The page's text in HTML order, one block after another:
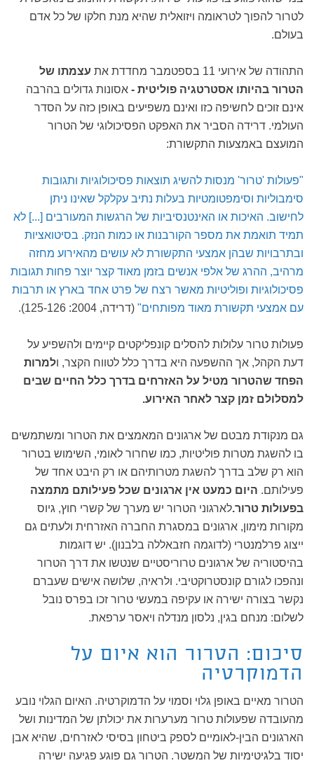
לטרור להפוך לטראומה ויזואלית שהיא מנת חלקו של כל אדם
בעולם.
התהודה של אירועי 11 בספטמבר מחדדת את
עצמתו של
הטרור בהיותו אסטרטגיה פוליטית - אסונות גדולים בהרבה
אינם זוכים לחשיפה כזו ואינם משפיעים באופן כזה על הסדר
העולמי. דרידה הסביר את האפקט הפסיכולוגי של הטרור
המועצם באמצעות התקשורת:
"פעולות 'טרור' מנסות להשיג תוצאות פסיכולוגיות ותגובות
סימבוליות וסימפטומטיות בעלות נתיב עקלקל שאינו ניתן
לחישוב. האיכות או האינטנסיביות של הרגשות המעורבים [...] לא
תמיד תואמת את מספר הקורבנות או כמות הנזק. בסיטואציות
ובתרבויות שבהן אמצעי התקשורת לא עושים מהאירוע מחזה
מרהיב, ההרג של אלפי אנשים בזמן מאוד קצר יוצר פחות תגובות
פסיכולוגיות ופוליטיות מאשר רצח של פרט אחד בארץ או תרבות
עם אמצעי תקשורת מאוד מפותחים" (דרידה, 2004: 125-126).
פעולות טרור עלולות להסלים קונפליקטים קיימים ולהשפיע על
דעת הקהל, אך ההשפעה היא בדרך כלל לטווח הקצר, ולמרות
הפחד שהטרור מטיל על האזרחים בדרך כלל החיים שבים
למסלולם זמן קצר לאחר האירוע.
גם מנקודת מבטם של ארגונים המאמצים את הטרור ומשתמשים
בו להשגת מטרות פוליטיות, כמו שחרור לאומי, השימוש בטרור
הוא רק שלב בדרך להשגת מטרותיהם או רק היבט אחד של
פעילותם. היום כמעט אין ארגונים שכל פעילותם מתמצה
בפעולות טרור.לארגוני הטרור יש מערך של קשרי חוץ, גיוס
מקורות מימון, ארגונים במסגרת החברה האזרחית ולעתים גם
ייצוג פרלמנטרי (לדוגמה חזבאללה בלבנון). יש דוגמות
בהיסטוריה של ארגונים טרוריסטיים שנטשו את דרך הטרור
ונהפכו לגורם קונסטרוקטיבי. ולראיה, שלושה אישים שעברם
נקשר בצורה ישירה או עקיפה במעשי טרור זכו בפרס נובל
לשלום: מנחם בגין, נלסון מנדלה ויאסר ערפאת.
סיכום: הטרור הוא איום על
הדמוקרטיה
הטרור מאיים באופן גלוי וסמוי על הדמוקרטיה. האיום הגלוי נובע
מהעובדה שפעולות טרור מערערות את יכולתן של המדינות ושל
הארגונים הבין-לאומיים לספק ביטחון בסיסי לאזרחים, שהיא אבן
יסוד בלגיטימיות של המשטר. הטרור גם פוגע פגיעה ישירה